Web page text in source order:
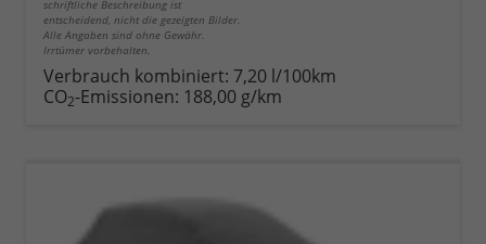
schriftliche Beschreibung ist
entscheidend, nicht die gezeigten Bilder.
Alle Angaben sind ohne Gewähr.
Irrtümer vorbehalten.
Verbrauch kombiniert: 7,20 l/100km
CO2-Emissionen: 188,00 g/km